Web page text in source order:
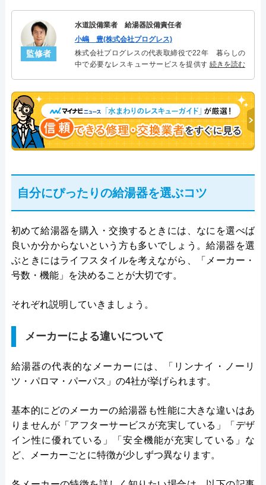
監修者
水道設備業者 給湯器設備責任者
小嶋 豊(株式会社プログレス)
株式会社プログレスの代表取締役で22年 暮らしの
中で必要なレスキューサービスを提供する株式会社
決。多くのお客様に信頼される「給湯器」のスペシ
ャリスト。
続きを読む
自分にぴったりの給湯器を選ぶコツ
初めて給湯器を購入・交換するときには、なにを選べば
良いか分からないという方も多いでしょう。給湯器を選
ぶときにはライフスタイルを考えながら、「メーカー・
号数・機能」を決めることが大切です。
それぞれ説明していきましょう。
メーカーによる違いについて
給湯器の代表的なメーカーには、「リンナイ・ノーリ
ツ・パロマ・パーパス」の4社が挙げられます。
基本的にどのメーカーの給湯器も性能に大きな違いはあ
りませんが「アフターサービスが充実している」「デザ
イン性に優れている」「安全機能が充実している」な
ど、メーカーごとに特徴が少しずつ異なります。